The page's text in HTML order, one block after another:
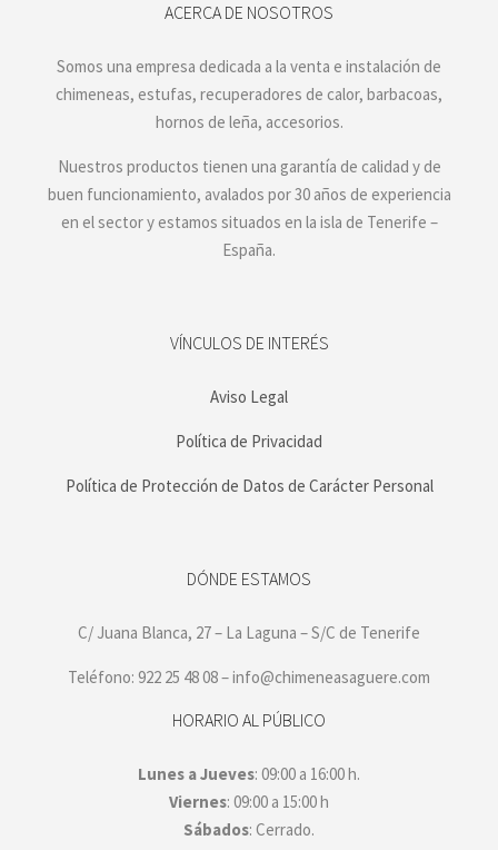
ACERCA DE NOSOTROS
Somos una empresa dedicada a la venta e instalación de
chimeneas, estufas, recuperadores de calor, barbacoas,
hornos de leña, accesorios.
Nuestros productos tienen una garantía de calidad y de
buen funcionamiento, avalados por 30 años de experiencia
en el sector y estamos situados en la isla de Tenerife –
España.
VÍNCULOS DE INTERÉS
Aviso Legal
Política de Privacidad
Política de Protección de Datos de Carácter Personal
DÓNDE ESTAMOS
C/ Juana Blanca, 27 – La Laguna – S/C de Tenerife
Teléfono: 922 25 48 08 – info@chimeneasaguere.com
HORARIO AL PÚBLICO
Lunes a Jueves: 09:00 a 16:00 h.
Viernes: 09:00 a 15:00 h
Sábados: Cerrado.